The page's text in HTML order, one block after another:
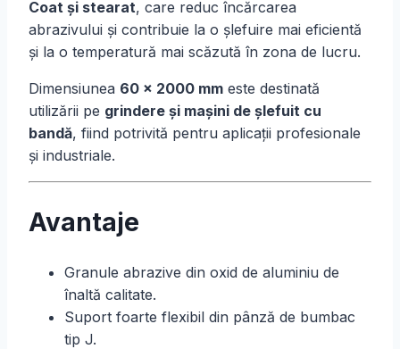
Coat și stearat, care reduc încărcarea
abrazivului și contribuie la o șlefuire mai eficientă
și la o temperatură mai scăzută în zona de lucru.
Dimensiunea 60 × 2000 mm este destinată
utilizării pe grindere și mașini de șlefuit cu
bandă, fiind potrivită pentru aplicații profesionale
și industriale.
Avantaje
Granule abrazive din oxid de aluminiu de
înaltă calitate.
Suport foarte flexibil din pânză de bumbac
tip J.